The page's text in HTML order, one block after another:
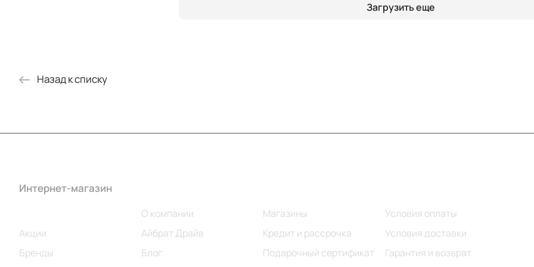
Загрузить еще
Назад к списку
Интернет-магазин
Акции
Бренды
О компании
Айбрат Драйв
Блог
Магазины
Кредит и рассрочка
Подарочный сертификат
Условия оплаты
Условия доставки
Гарантия и возврат